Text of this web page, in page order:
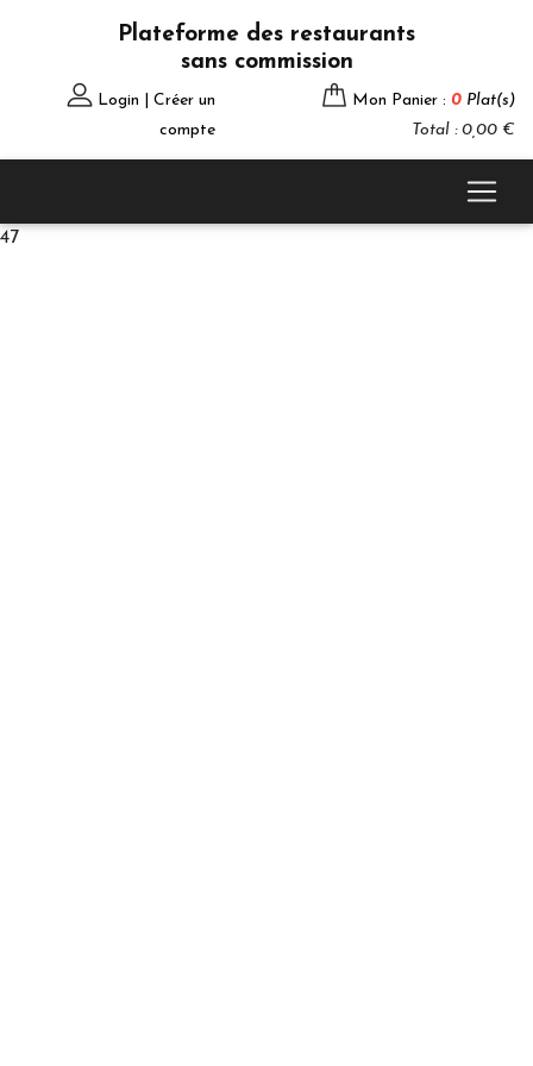
Plateforme des restaurants
sans commission
Login | Créer un
compte
Mon Panier : 0 Plat(s)
Total : 0,00 €
47